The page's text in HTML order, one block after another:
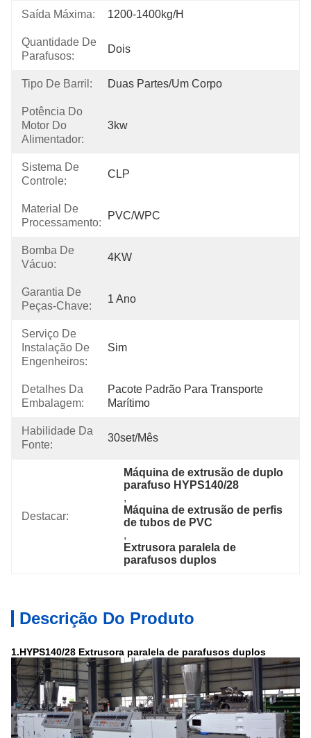
Saída Máxima: 1200-1400kg/h
Quantidade De
Parafusos:
Dois
Tipo De Barril: Duas Partes/um Corpo
Potência Do
Motor Do
Alimentador:
3kw
Sistema De
Controle:
CLP
Material De
Processamento:
PVC/WPC
Bomba De
Vácuo:
4KW
Garantia De
Peças-Chave:
1 Ano
Serviço De
Instalação De
Engenheiros:
Sim
Detalhes Da
Embalagem:
Pacote Padrão Para Transporte
Marítimo
Habilidade Da
Fonte:
30set/mês
Destacar:
Máquina de extrusão de duplo
parafuso HYPS140/28
,
Máquina de extrusão de perfis
de tubos de PVC
,
Extrusora paralela de
parafusos duplos
Descrição Do Produto
1.HYPS140/28 Extrusora paralela de parafusos duplos